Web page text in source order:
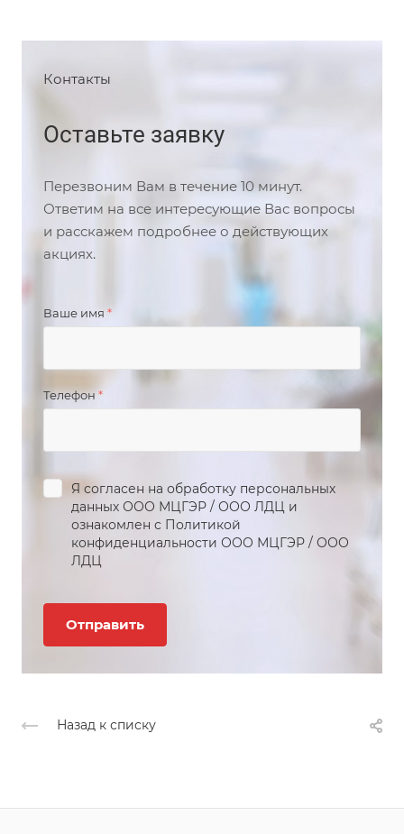
Контакты
Оставьте заявку
Перезвоним Вам в течение 10 минут.
Ответим на все интересующие Вас вопросы
и расскажем подробнее о действующих
акциях.
Ваше имя *
Телефон*
Я согласен на обработку персональных
данных ООО МЦГЭР / ООО ЛДЦ и
ознакомлен с Политикой
конфиденциальности ООО МЦГЭР / ООО
ЛДЦ
Назад к списку